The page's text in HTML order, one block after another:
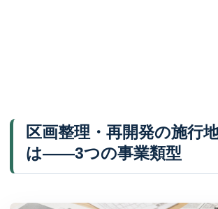
区画整理・再開発の施行
は——3つの事業類型